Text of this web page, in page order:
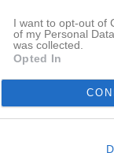
I want to opt-out of
of my Personal
was collected.
Opted In
Inget album finns
Logga in som